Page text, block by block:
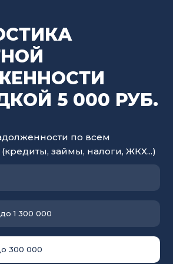
5 000 РУБ.
по всем
(кредиты, займы, налоги, ЖКХ...)
1 300 000
300 000